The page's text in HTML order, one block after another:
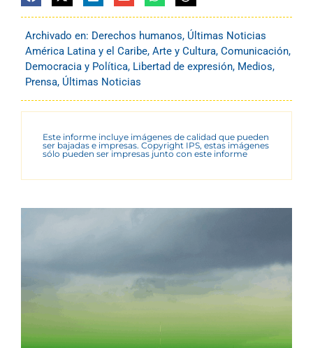
Archivado en: Derechos humanos, Últimas Noticias
América Latina y el Caribe, Arte y Cultura, Comunicación,
Democracia y Política, Libertad de expresión, Medios,
Prensa, Últimas Noticias
Este informe incluye imágenes de calidad que pueden
ser bajadas e impresas. Copyright IPS, estas imágenes
sólo pueden ser impresas junto con este informe